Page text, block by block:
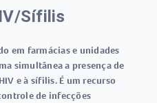
Sífilis
em farmácias e unidades
simultânea a presença de
e à sífilis. É um recurso
de infecções